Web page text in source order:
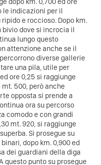
le indicazioni per il
e roccioso. Dopo km.
bivio dove si incrocia il
lungo questo
attenzione anche se il
diverse gallerie
una pila, utile per
ore 0,25 si raggiunge
500, però anche
opposta si prende a
ora su percorso
comodo e con grandi
mt. 920, si raggiunge
Si prosegue su
dopo km. 0,900 ed
dei guardiani della diga
questo punto su prosegue